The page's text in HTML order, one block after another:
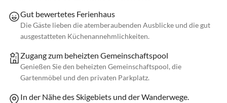
Gut bewertetes Ferienhaus
Die Gäste lieben die atemberaubenden Ausblicke und die gut
ausgestatteten Küchenannehmlichkeiten.
Zugang zum beheizten Gemeinschaftspool
Genießen Sie den beheizten Gemeinschaftspool, die
Gartenmöbel und den privaten Parkplatz.
In der Nähe des Skigebiets und der Wanderwege.